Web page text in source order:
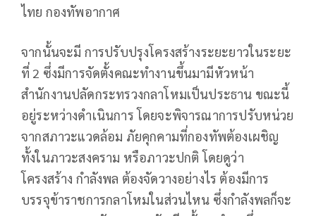
ไทย กองทัพอากาศ
จากนั้นจะมี การปรับปรุงโครงสร้างระยะยาวในระยะ
ที่ 2 ซึ่งมีการจัดตั้งคณะทำงานขึ้นมามีหัวหน้า
สำนักงานปลัดกระทรวงกลาโหมเป็นประธาน ขณะนี้
อยู่ระหว่างดำเนินการ โดยจะพิจารณาการปรับหน่วย
จากสภาวะแวดล้อม ภัยคุกคามที่กองทัพต้องเผชิญ
ทั้งในภาวะสงคราม หรือภาวะปกติ โดยดูว่า
โครงสร้าง กำลังพล ต้องจัดวางอย่างไร ต้องมีการ
บรรจุข้าราชการกลาโหมในส่วนไหน ซึ่งกำลังพลก็จะ